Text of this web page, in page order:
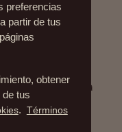
la mama
adaptada
procedimiento
y lograr un
preferencias
partir de tus
obtener
de tus
. Términos